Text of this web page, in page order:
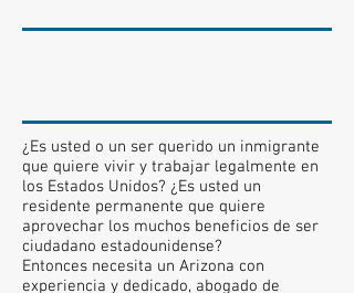
¿Es usted o un ser querido un inmigrante
que quiere vivir y trabajar legalmente en
los Estados Unidos? ¿Es usted un
residente permanente que quiere
aprovechar los muchos beneficios de ser
ciudadano estadounidense?
Entonces necesita un Arizona con
experiencia y dedicado, abogado de